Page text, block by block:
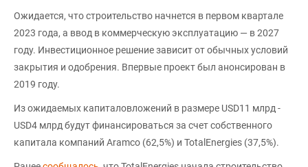
Ожидается, что строительство начнется в первом квартале
2023 года, а ввод в коммерческую эксплуатацию — в 2027
году. Инвестиционное решение зависит от обычных условий
закрытия и одобрения. Впервые проект был анонсирован в
2019 году.
Из ожидаемых капиталовложений в размере USD11 млрд -
USD4 млрд будут финансироваться за счет собственного
капитала компаний Aramco (62,5%) и TotalEnergies (37,5%).